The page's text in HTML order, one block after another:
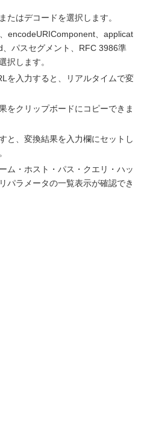
たはデコードを選択します。
encodeURIComponent、applicat
パスセグメント、RFC 3986準
択します。
を入力すると、リアルタイムで変
をクリップボードにコピーできま
と、変換結果を入力欄にセットし
ム・ホスト・パス・クエリ・ハッ
パラメータの一覧表示が確認でき